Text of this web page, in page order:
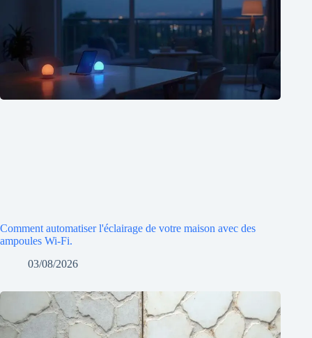
Comment automatiser l'éclairage de votre maison avec des
ampoules Wi-Fi.
03/08/2026